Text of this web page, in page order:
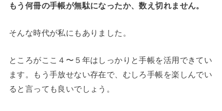
もう何冊の手帳が無駄になったか、数え切れません。
そんな時代が私にもありました。
ところがここ４〜５年はしっかりと手帳を活用できてい
ます。もう手放せない存在で、むしろ手帳を楽しんでい
ると言っても良いでしょう。